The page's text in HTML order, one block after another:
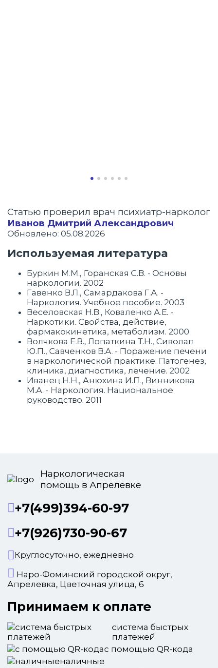
Статью проверил врач психиатр-нарколог
Иванов Дмитрий Александрович
Обновлено: 05.08.2026
Используемая литература
Буркин М.М., Горанская С.В. - Основы
наркологии. 2002
Гавенко В.Л., Самардакова Г.А. -
Наркология. Учебное пособие. 2003
Веселовская Н.В., Коваленко А.Е. -
Наркотики. Свойства, действие,
фармакокинетика, метаболизм. 2000
Волчкова Е.В., Лопаткина Т.Н., Сиволап
Ю.П., Савченков В.А. - Поражение печени
в наркологической практике. Патогенез,
клиника, диагностика, лечение. 2002
Иванец Н.Н., Анюхина И.П., Винникова
М.А. - Наркология. Национальное
руководство. 2011
Наркологическая
помощь в Апрелевке
+7(499)394-60-97
+7(926)730-90-67
Круглосуточно, ежедневно
Наро-Фоминский городской округ,
Апрелевка, Цветочная улица, 6
Принимаем к оплате
система быстрых
платежей
с помощью QR-кода
наличные